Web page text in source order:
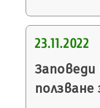
23.11.2022
Заповеди
ползване